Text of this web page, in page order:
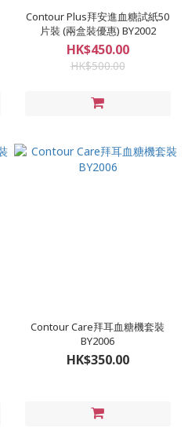
Contour Plus拜安進血糖試紙50
片裝 (兩盒裝優惠) BY2002
HK$450.00
HK$500.00
Contour Care拜耳血糖機套裝
BY2006
HK$350.00